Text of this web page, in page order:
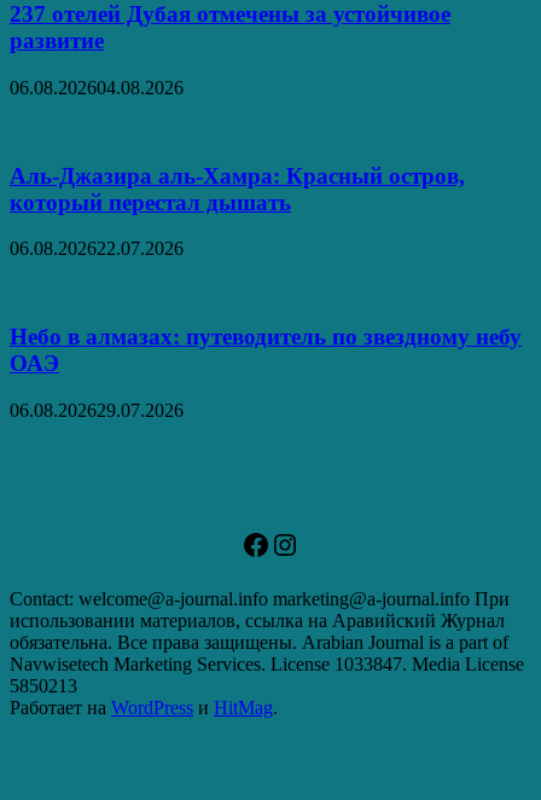
237 отелей Дубая отмечены за устойчивое
развитие
06.08.202604.08.2026
Аль‑Джазира аль‑Хамра: Красный остров,
который перестал дышать
06.08.202622.07.2026
Небо в алмазах: путеводитель по звездному небу
ОАЭ
06.08.202629.07.2026
Facebook
Instagram
Contact: welcome@a-journal.info marketing@a-journal.info При
использовании материалов, ссылка на Аравийский Журнал
обязательна. Все права защищены. Arabian Journal is a part of
Navwisetech Marketing Services. License 1033847. Media License
5850213
Работает на WordPress и HitMag.